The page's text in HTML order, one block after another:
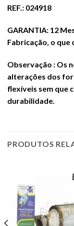
REF.: 024918
GARANTIA: 12
Fabricação, o
Observação : Os
alterações dos
flexíveis sem que
durabilidade.
PRODUTOS